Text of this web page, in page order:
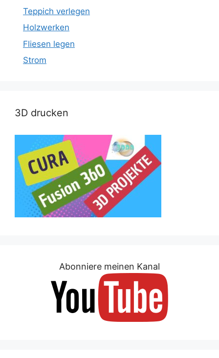
Teppich verlegen
Holzwerken
Fliesen legen
Strom
3D drucken
Abonniere meinen Kanal